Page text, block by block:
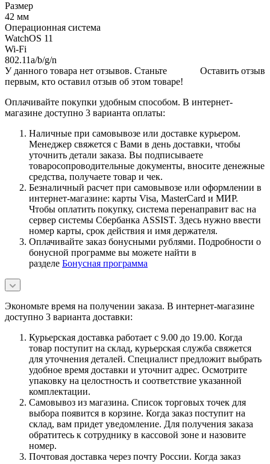
Размер
42 мм
Операционная система
WatchOS 11
Wi-Fi
802.11a/b/g/n
Оставить отзыв
У данного товара нет отзывов. Станьте
первым, кто оставил отзыв об этом товаре!
Оплачивайте покупки удобным способом. В интернет-
магазине доступно 3 варианта оплаты:
Наличные при самовывозе или доставке курьером.
Менеджер свяжется с Вами в день доставки, чтобы
уточнить детали заказа. Вы подписываете
товаросопроводительные документы, вносите денежные
средства, получаете товар и чек.
Безналичный расчет при самовывозе или оформлении в
интернет-магазине: карты Visa, MasterCard и МИР.
Чтобы оплатить покупку, система перенаправит вас на
сервер системы Сбербанка ASSIST. Здесь нужно ввести
номер карты, срок действия и имя держателя.
Оплачивайте заказ бонусными рублями. Подробности о
бонусной программе вы можете найти в
разделе Бонусная программа
Экономьте время на получении заказа. В интернет-магазине
доступно 3 варианта доставки:
Курьерская доставка работает с 9.00 до 19.00. Когда
товар поступит на склад, курьерская служба свяжется
для уточнения деталей. Специалист предложит выбрать
удобное время доставки и уточнит адрес. Осмотрите
упаковку на целостность и соответствие указанной
комплектации.
Самовывоз из магазина. Список торговых точек для
выбора появится в корзине. Когда заказ поступит на
склад, вам придет уведомление. Для получения заказа
обратитесь к сотруднику в кассовой зоне и назовите
номер.
Почтовая доставка через почту России. Когда заказ